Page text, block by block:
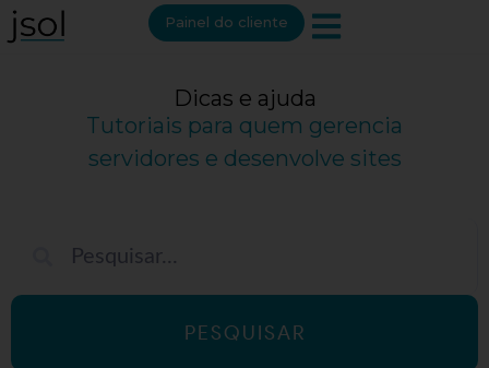
Painel do cliente
Dicas e ajuda
Tutoriais para quem gerencia
servidores e desenvolve sites
PESQUISAR